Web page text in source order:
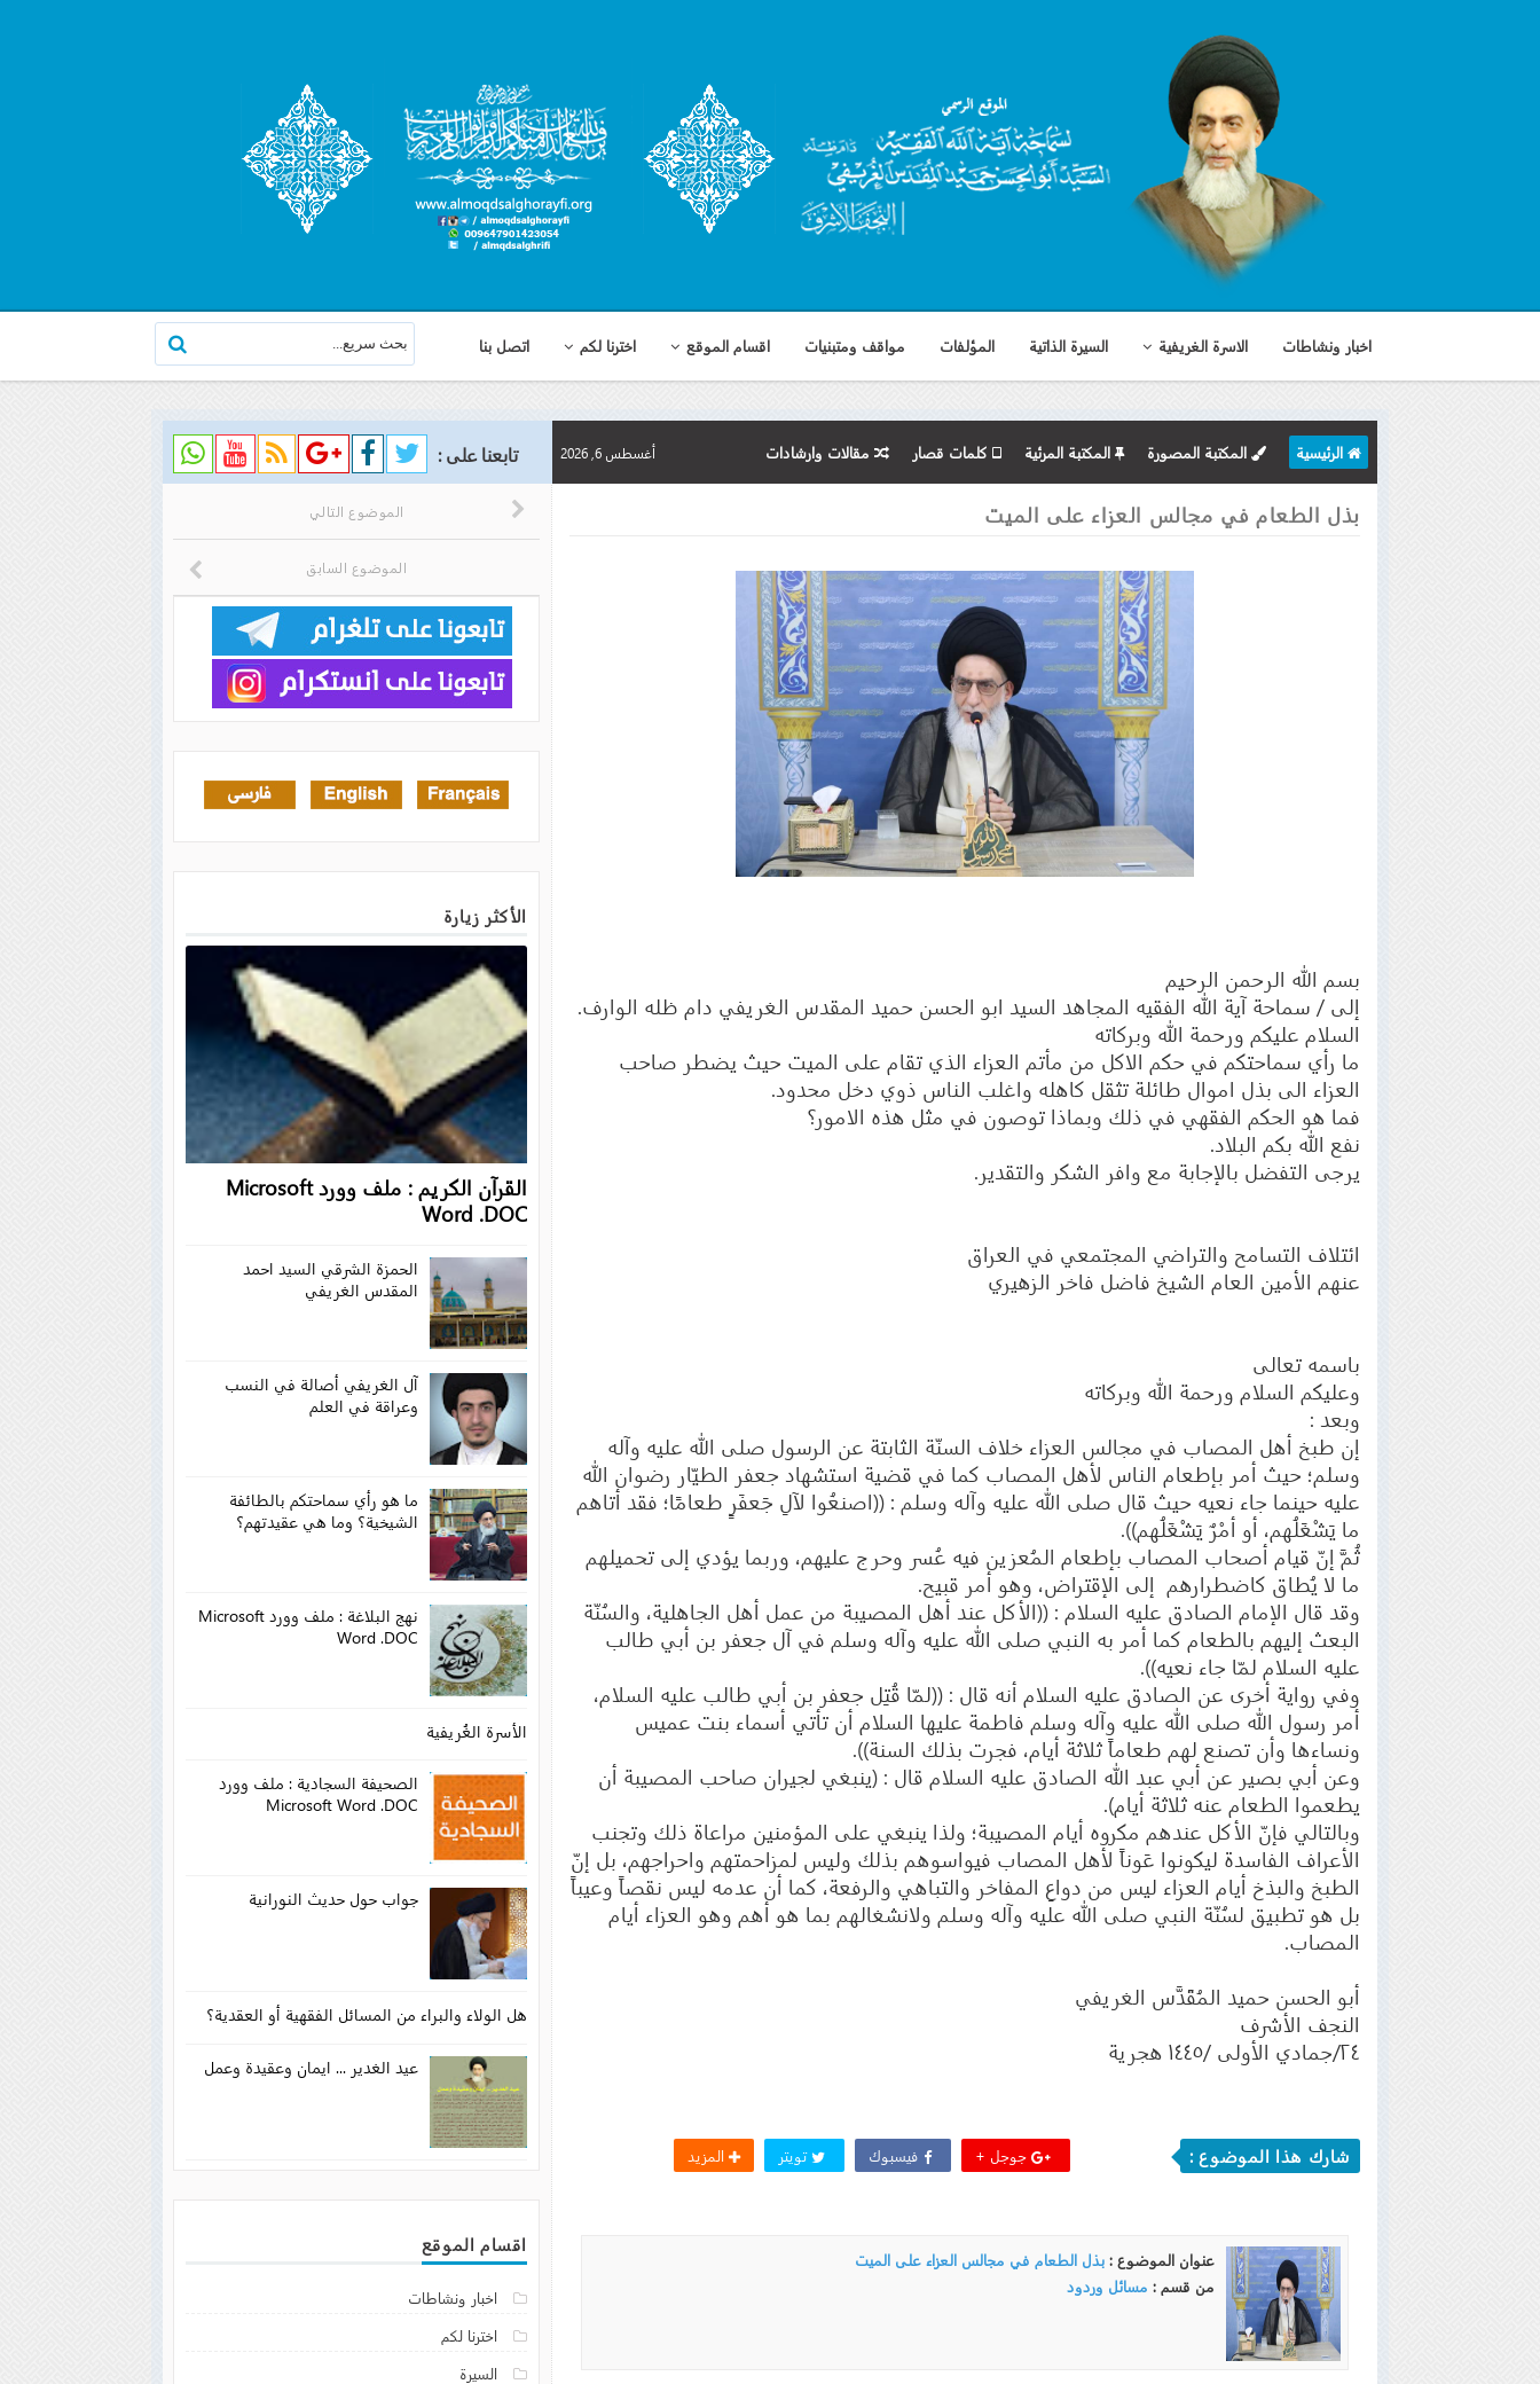
اخبار ونشاطات الاسرة الغريفية السيرة الذاتية المؤلفات مواقف ومتبنيات اقسام الموقع اخترنا لكم اتصل بنا
الرئيسية المكتبة المصورة المكتبة المرئية كلمات قصار مقالات وارشادات أغسطس 6, 2026
بذل الطعام في مجالس العزاء على الميت
بسم الله الرحمن الرحيم
إلى / سماحة آية الله الفقيه المجاهد السيد ابو الحسن حميد المقدس الغريفي دام ظله الوارف.
السلام عليكم ورحمة الله وبركاته
ما رأي سماحتكم في حكم الاكل من مأتم العزاء الذي تقام على الميت حيث يضطر صاحب
العزاء الى بذل اموال طائلة تثقل كاهله واغلب الناس ذوي دخل محدود.
فما هو الحكم الفقهي في ذلك وبماذا توصون في مثل هذه الامور؟
نفع الله بكم البلاد.
يرجى التفضل بالإجابة مع وافر الشكر والتقدير.
ائتلاف التسامح والتراضي المجتمعي في العراق
عنهم الأمين العام الشيخ فاضل فاخر الزهيري
باسمه تعالى
وعليكم السلام ورحمة الله وبركاته
وبعد :
إن طبخ أهل المصاب في مجالس العزاء خلاف السنّة الثابتة عن الرسول صلى الله عليه وآله
وسلم؛ حيث أمر بإطعام الناس لأهل المصاب كما في قضية استشهاد جعفر الطيّار رضوان الله
عليه حينما جاء نعيه حيث قال صلى الله عليه وآله وسلم : ((اصنعُوا لآلِ جَعفَرٍ طعامًا؛ فقد أتاهم
ما يَشْغَلُهم، أو أمْرٌ يَشْغَلُهم)).
ثُمَّ إنّ قيام أصحاب المصاب بإطعام المُعزين فيه عُسر وحرج عليهم، وربما يؤدي إلى تحميلهم
ما لا يُطاق كاضطرارهم إلى الإقتراض، وهو أمر قبيح.
وقد قال الإمام الصادق عليه السلام : ((الأكل عند أهل المصيبة من عمل أهل الجاهلية، والسُنّة
البعث إليهم بالطعام كما أمر به النبي صلى الله عليه وآله وسلم في آل جعفر بن أبي طالب
عليه السلام لمّا جاء نعيه)).
وفي رواية أخرى عن الصادق عليه السلام أنه قال : ((لمّا قُتِل جعفر بن أبي طالب عليه السلام،
أمر رسول الله صلى الله عليه وآله وسلم فاطمة عليها السلام أن تأتي أسماء بنت عميس
ونساءها وأن تصنع لهم طعاماً ثلاثة أيام، فجرت بذلك السنة)).
وعن أبي بصير عن أبي عبد الله الصادق عليه السلام قال : (ينبغي لجيران صاحب المصيبة أن
يطعموا الطعام عنه ثلاثة أيام).
وبالتالي فإنّ الأكل عندهم مكروه أيام المصيبة؛ ولذا ينبغي على المؤمنين مراعاة ذلك وتجنب
الأعراف الفاسدة ليكونوا عَوناً لأهل المصاب فيواسوهم بذلك وليس لمزاحمتهم واحراجهم، بل إنّ
الطبخ والبذخ أيام العزاء ليس من دواعِ المفاخر والتباهي والرفعة، كما أن عدمه ليس نقصاً وعيباً
بل هو تطبيق لسُنّة النبي صلى الله عليه وآله وسلم ولانشغالهم بما هو أهم وهو العزاء أيام
المصاب.
أبو الحسن حميد المُقَدَّس الغريفي
النجف الأشرف
٢٤/جمادي الأولى /١٤٤٥ هجرية
شارك هذا الموضوع : جوجل + فيسبوك تويتر المزيد
عنوان الموضوع : بذل الطعام في مجالس العزاء على الميت
من قسم : مسائل وردود
تابعنا على :
الموضوع التالي
الموضوع السابق
الأكثر زيارة
القرآن الكريم : ملف وورد Microsoft
Word .DOC
الحمزة الشرقي السيد احمد
المقدس الغريفي
آل الغريفي أصالة في النسب
وعراقة في العلم
ما هو رأي سماحتكم بالطائفة
الشيخية؟ وما هي عقيدتهم؟
نهج البلاغة : ملف وورد Microsoft
Word .DOC
الأسرة الغُريفية
الصحيفة السجادية : ملف وورد
Microsoft Word .DOC
جواب حول حديث النورانية
هل الولاء والبراء من المسائل الفقهية أو العقدية؟
عيد الغدير ... ايمان وعقيدة وعمل
اقسام الموقع
اخبار ونشاطات
اخترنا لكم
السيرة